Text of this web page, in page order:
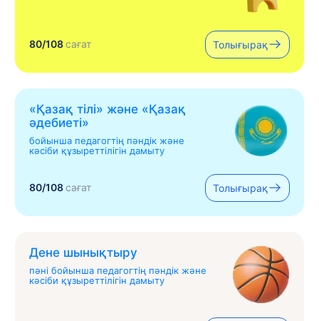
80/108сағат Толығырақ
«Қазақ тілі» жəне «Қазақ
əдебиеті»
бойынша педагогтің пәндік және
кәсіби құзыреттілігін дамыту
80/108сағат Толығырақ
Дене шынықтыру
пәні бойынша педагогтің пәндік және
кәсіби құзыреттілігін дамыту